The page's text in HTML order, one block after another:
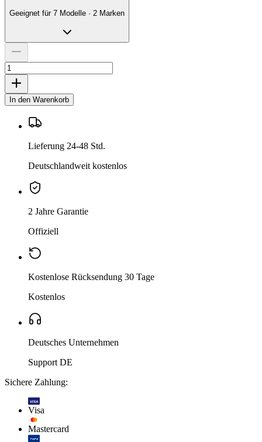
Geeignet für 7 Modelle · 2 Marken
In den Warenkorb
Lieferung 24-48 Std.
Deutschlandweit kostenlos
2 Jahre Garantie
Offiziell
Kostenlose Rücksendung 30 Tage
Kostenlos
Deutsches Unternehmen
Support DE
Sichere Zahlung:
VISA
Visa
Mastercard
PayPal